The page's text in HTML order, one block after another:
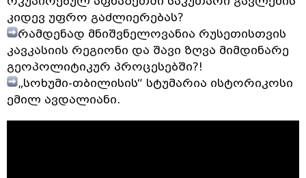
კიდევ უფრო გაძლიერებას?
რამდენად მნიშვნელოვანია რუსეთისთვის
კავკასიის რეგიონი და შავი ზღვა მიმდინარე
გეოპოლიტიკურ პროცესებში?!
„სოხუმი-თბილისის“ სტუმარია ისტორიკოსი
ემილ ავდალიანი.